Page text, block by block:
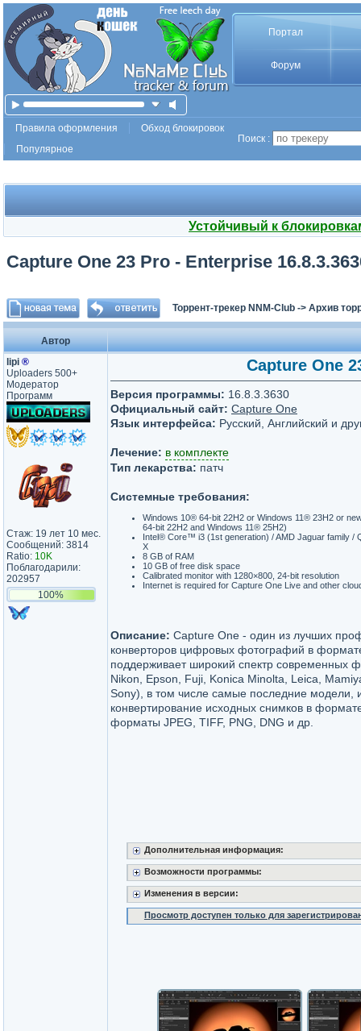
Портал
Форум
Правила оформления
Обход блокировок
Популярное
Поиск :
Устойчивый к
Capture One 23 Pro - Enterprise
Торрент-трекер NNM-Club -> Архив
Автор
lipi ®
Uploaders 500+
Модератор
Программ
Стаж: 19 лет 10 мес.
Сообщений: 3814
Ratio: 10K
Поблагодарили:
202957
100%
Capture One
Версия программы: 16.8.3.3630
Официальный сайт: Capture One
Язык интерфейса: Русский, Английский и
Лечение: в комплекте
Тип лекарства: патч
Системные требования:
Windows 10® 64-bit 22H2 or Windows 11® 23H2 or
64-bit 22H2 and Windows 11® 25H2)
Intel® Core™ i3 (1st generation) / AMD Jaguar family /
X
8 GB of RAM
10 GB of free disk space
Calibrated monitor with 1280×800, 24-bit resolution
Internet is required for Capture One Live and other
Описание: Capture One - один из лучших
конверторов цифровых фотографий в
поддерживает широкий спектр современных
Nikon, Epson, Fuji, Konica Minolta, Leica,
Sony), в том числе самые последние модели,
конвертирование исходных снимков в
форматы JPEG, TIFF, PNG, DNG и др.
Дополнительная информация:
Возможности программы:
Изменения в версии:
Просмотр доступен только для